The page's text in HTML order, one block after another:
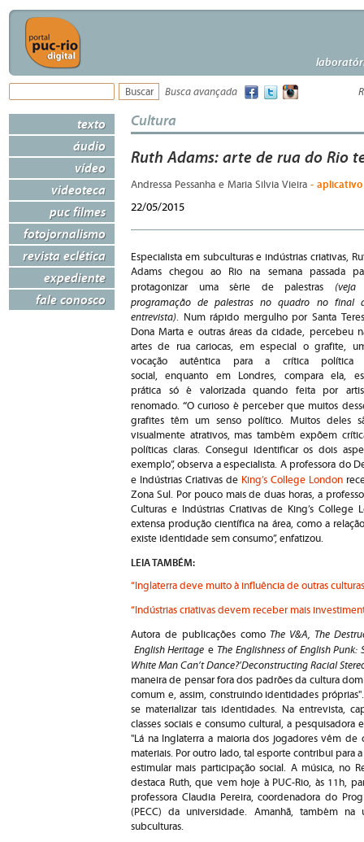
Busca avançada
texto
áudio
vídeo
videoteca
puc filmes
fotojornalismo
revista eclética
expediente
fale conosco
Cultura
Ruth Adams: arte de rua do Rio
Andressa Pessanha e Maria Silvia Vieira -
22/05/2015
Especialista em subculturas e indústrias criativas,
Adams chegou ao Rio na semana passada
protagonizar uma série de palestras (veja
programação de palestras no quadro no final
entrevista). Num rápido mergulho por Santa
Dona Marta e outras áreas da cidade, percebeu
artes de rua cariocas, em especial o grafite,
vocação autêntica para a crítica política
social, enquanto em Londres, compara ela,
prática só é valorizada quando feita por
renomado.“O curioso é perceber que muitos
grafites têm um senso político. Muitos deles
visualmente atrativos, mas também expõem
políticas claras. Consegui identificar os dois
exemplo”, observa a especialista. A professora do
e Indústrias Criativas de King’s College London
Zona Sul. Por pouco mais de duas horas, a
Culturas e Indústrias Criativas de King’s
extensa produção científica na área, como a
existe identidade sem consumo”, enfatizou.
LEIA TAMBÉM:
“Inglaterra deve muito à influência de outras
“Indústrias criativas devem receber mais
Autora de publicações como The V&A, The
English Heritage e The Englishness of English
White Man Can’t Dance?’Deconstructing Racial
maneira de pensar fora dos padrões da cultura
comum e, assim, construindo identidades
se materializar tais identidades. Na entrevista,
classes sociais e consumo cultural, a
"Lá na Inglaterra a maioria dos jogadores vêm de
materiais. Por outro lado, tal esporte contribui para
estimular mais participação social. A música, no
destaca Ruth, que vem hoje à PUC-Rio, às 11h,
professora Claudia Pereira, coordenadora do
(PECC) da universidade. Amanhã, também
subculturas.